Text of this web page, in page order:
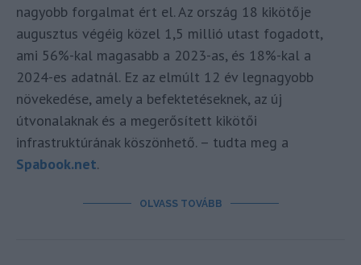
nagyobb forgalmat ért el. Az ország 18 kikötője
augusztus végéig közel 1,5 millió utast fogadott,
ami 56%-kal magasabb a 2023-as, és 18%-kal a
2024-es adatnál. Ez az elmúlt 12 év legnagyobb
növekedése, amely a befektetéseknek, az új
útvonalaknak és a megerősített kikötői
infrastruktúrának köszönhető. – tudta meg a
Spabook.net.
OLVASS TOVÁBB